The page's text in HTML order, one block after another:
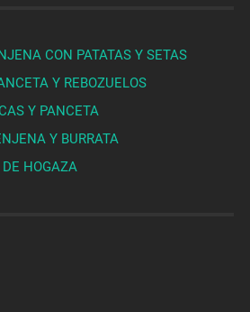
CON PATATAS Y SETAS
Y REBOZUELOS
Y PANCETA
Y BURRATA
DE HOGAZA